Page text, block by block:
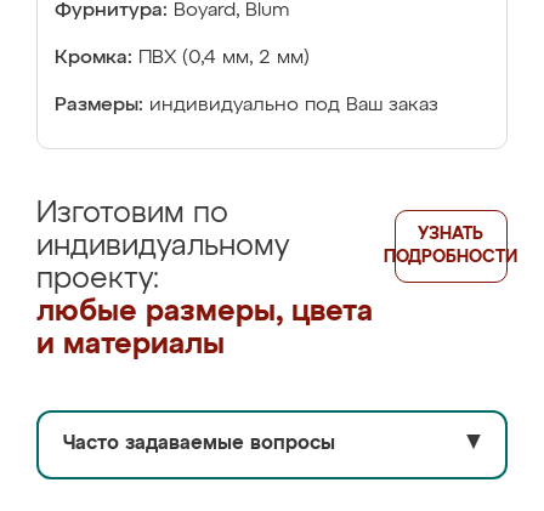
Фурнитура: Boyard, Blum
Кромка: ПВХ (0,4 мм, 2 мм)
Размеры: индивидуально под Ваш заказ
Изготовим по
индивидуальному
проекту:
любые размеры, цвета
и материалы
УЗНАТЬ
ПОДРОБНОСТИ
Часто задаваемые вопросы ▼